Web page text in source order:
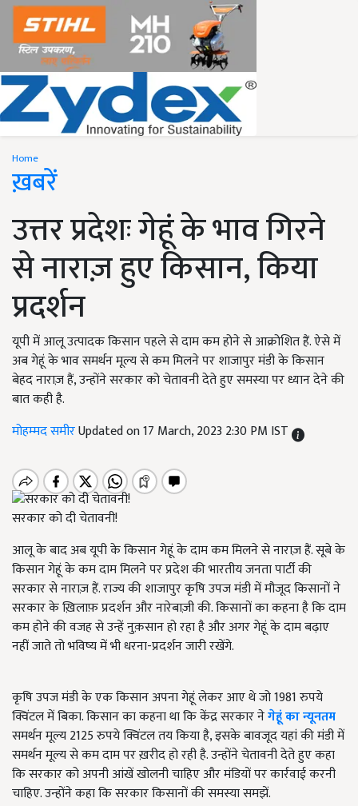
Home
ख़बरें
उत्तर प्रदेशः गेहूं के भाव गिरने
से नाराज़ हुए किसान, किया
प्रदर्शन
यूपी में आलू उत्पादक किसान पहले से दाम कम होने से आक्रोशित हैं. ऐसे में
अब गेहूं के भाव समर्थन मूल्य से कम मिलने पर शाजापुर मंडी के किसान
बेहद नाराज़ हैं, उन्होंने सरकार को चेतावनी देते हुए समस्या पर ध्यान देने की
बात कही है.
मोहम्मद समीरUpdated on 17 March, 2023 2:30 PM IST
सरकार को दी चेतावनी!
आलू के बाद अब यूपी के किसान गेहूं के दाम कम मिलने से नाराज़ हैं. सूबे के
किसान गेहूं के कम दाम मिलने पर प्रदेश की भारतीय जनता पार्टी की
सरकार से नाराज़ हैं. राज्य की शाजापुर कृषि उपज मंडी में मौजूद किसानों ने
सरकार के ख़िलाफ़ प्रदर्शन और नारेबाज़ी की. किसानों का कहना है कि दाम
कम होने की वजह से उन्हें नुक़सान हो रहा है और अगर गेहूं के दाम बढ़ाए
नहीं जाते तो भविष्य में भी धरना-प्रदर्शन जारी रखेंगे.
कृषि उपज मंडी के एक किसान अपना गेहूं लेकर आए थे जो 1981 रुपये
क्विंटल में बिका. किसान का कहना था कि केंद्र सरकार नेगेहूं का न्यूनतम
समर्थन मूल्य 2125 रुपये क्विंटल तय किया है, इसके बावजूद यहां की मंडी में
समर्थन मूल्य से कम दाम पर ख़रीद हो रही है. उन्होंने चेतावनी देते हुए कहा
कि सरकार को अपनी आंखें खोलनी चाहिए और मंडियों पर कार्रवाई करनी
चाहिए. उन्होंने कहा कि सरकार किसानों की समस्या समझें.